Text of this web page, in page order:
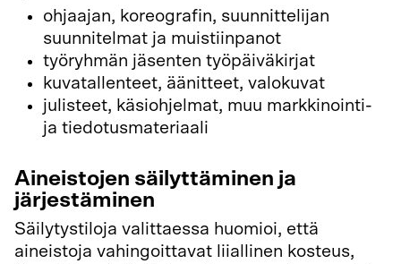
ohjaajan, koreografin, suunnittelijan
suunnitelmat ja muistiinpanot
työryhmän jäsenten työpäiväkirjat
kuvatallenteet, äänitteet, valokuvat
julisteet, käsiohjelmat, muu markkinointi-
ja tiedotusmateriaali
Aineistojen säilyttäminen ja
järjestäminen
Säilytystiloja valittaessa huomioi, että
aineistoja vahingoittavat liiallinen kosteus,